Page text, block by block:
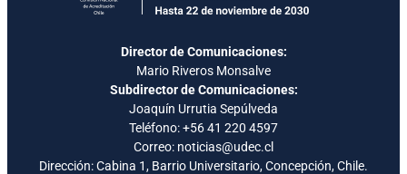
Director de Comunicaciones:
Mario Riveros Monsalve
Subdirector de Comunicaciones:
Joaquín Urrutia Sepúlveda
Teléfono:+56 41 220 4597
Correo: noticias@udec.cl
Dirección: Cabina 1, Barrio Universitario, Concepción, Chile.